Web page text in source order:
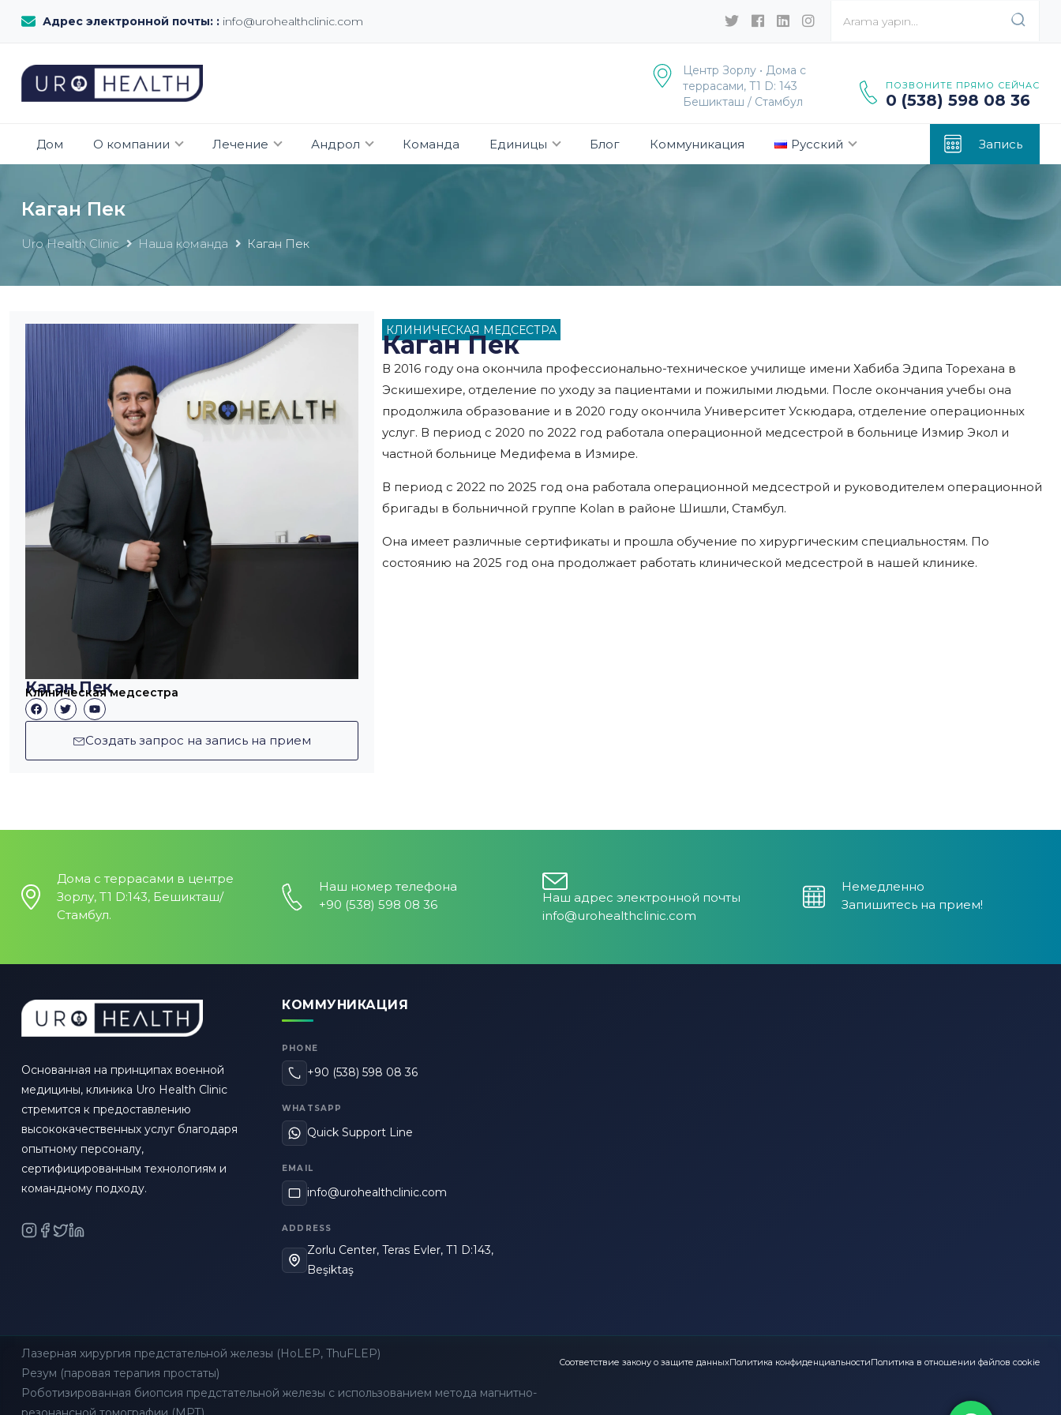
Адрес электронной почты: : info@urohealthclinic.com
Центр Зорлу • Дома с
террасами, T1 D: 143
Бешикташ / Стамбул
ПОЗВОНИТЕ ПРЯМО СЕЙЧАС
0 (538) 598 08 36
Дом О компании Лечение Андрол Команда Единицы Блог Коммуникация Русский Запись
Каган Пек
Uro Health Clinic Наша команда Каган Пек
Каган Пек
Клиническая медсестра
Создать запрос на запись на прием
КЛИНИЧЕСКАЯ МЕДСЕСТРА
Каган Пек
В 2016 году она окончила профессионально-техническое училище имени Хабиба Эдипа Торехана в
Эскишехире, отделение по уходу за пациентами и пожилыми людьми. После окончания учебы она
продолжила образование и в 2020 году окончила Университет Ускюдара, отделение операционных
услуг. В период с 2020 по 2022 год работала операционной медсестрой в больнице Измир Экол и
частной больнице Медифема в Измире.
В период с 2022 по 2025 год она работала операционной медсестрой и руководителем операционной
бригады в больничной группе Kolan в районе Шишли, Стамбул.
Она имеет различные сертификаты и прошла обучение по хирургическим специальностям. По
состоянию на 2025 год она продолжает работать клинической медсестрой в нашей клинике.
Дома с террасами в центре
Зорлу, T1 D:143, Бешикташ/
Стамбул.
Наш номер телефона
+90 (538) 598 08 36
Наш адрес электронной почты
info@urohealthclinic.com
Немедленно
Запишитесь на прием!
Основанная на принципах военной
медицины, клиника Uro Health Clinic
стремится к предоставлению
высококачественных услуг благодаря
опытному персоналу,
сертифицированным технологиям и
командному подходу.
КОММУНИКАЦИЯ
PHONE
+90 (538) 598 08 36
WHATSAPP
Quick Support Line
EMAIL
info@urohealthclinic.com
ADDRESS
Zorlu Center, Teras Evler, T1 D:143,
Beşiktaş
Лазерная хирургия предстательной железы (HoLEP, ThuFLEP)
Резум (паровая терапия простаты)
Роботизированная биопсия предстательной железы с использованием метода магнитно-
Соответствие закону о защите данныхПолитика конфиденциальностиПолитика в отношении файлов cookie